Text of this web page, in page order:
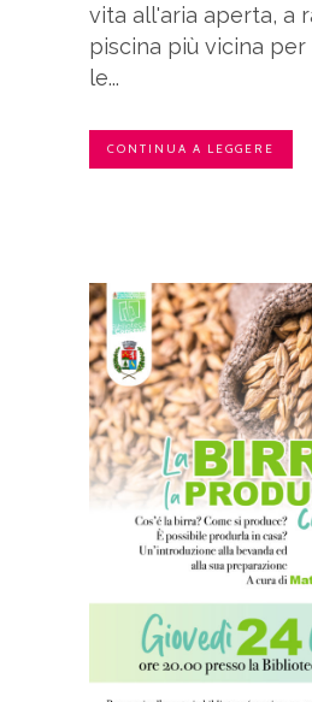
vita all'aria aperta, a
piscina più vicina
le...
CONTINUA A LEGGERE